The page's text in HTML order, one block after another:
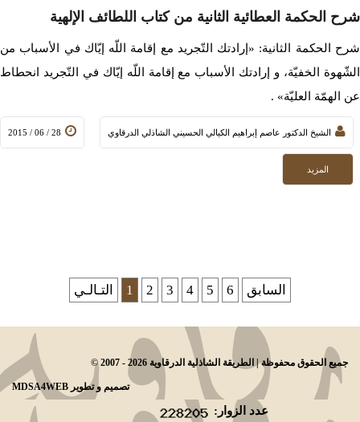
شرح الحكمة العطائية الثانية من كتاب اللطائف الإلهية
شرح الحكمة الثانية: «إرادتك التّجريد مع إقامة اللّه إيّاك في الأسباب من
الشّهوة الخفيّة، و إرادتك الأسباب مع إقامة اللّه إيّاك في التّجريد انحطاط
عن الهمّة العليّة» .
الشيخ الدكتور عاصم إبراهيم الكيالي الحسيني الشاذلي الدرقاوي 28 / 06 / 2015
المزيد
السابق 1 2 3 4 5 6 التـالـي
© جميع الحقوق محفوظة | الطريقة الشاذلية الدرقاوية 2026 - 2007
MDSA4WEB تصميم و تطوير
عدد الزوار: